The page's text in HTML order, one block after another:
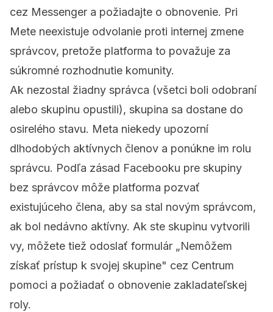
cez Messenger a požiadajte o obnovenie. Pri
Mete neexistuje odvolanie proti internej zmene
správcov, pretože platforma to považuje za
súkromné rozhodnutie komunity.
Ak nezostal žiadny správca (všetci boli odobraní
alebo skupinu opustili), skupina sa dostane do
osirelého stavu. Meta niekedy upozorní
dlhodobých aktívnych členov a ponúkne im rolu
správcu. Podľa zásad Facebooku pre skupiny
bez správcov môže platforma pozvať
existujúceho člena, aby sa stal novým správcom,
ak bol nedávno aktívny. Ak ste skupinu vytvorili
vy, môžete tiež odoslať formulár „Nemôžem
získať prístup k svojej skupine" cez Centrum
pomoci a požiadať o obnovenie zakladateľskej
roly.